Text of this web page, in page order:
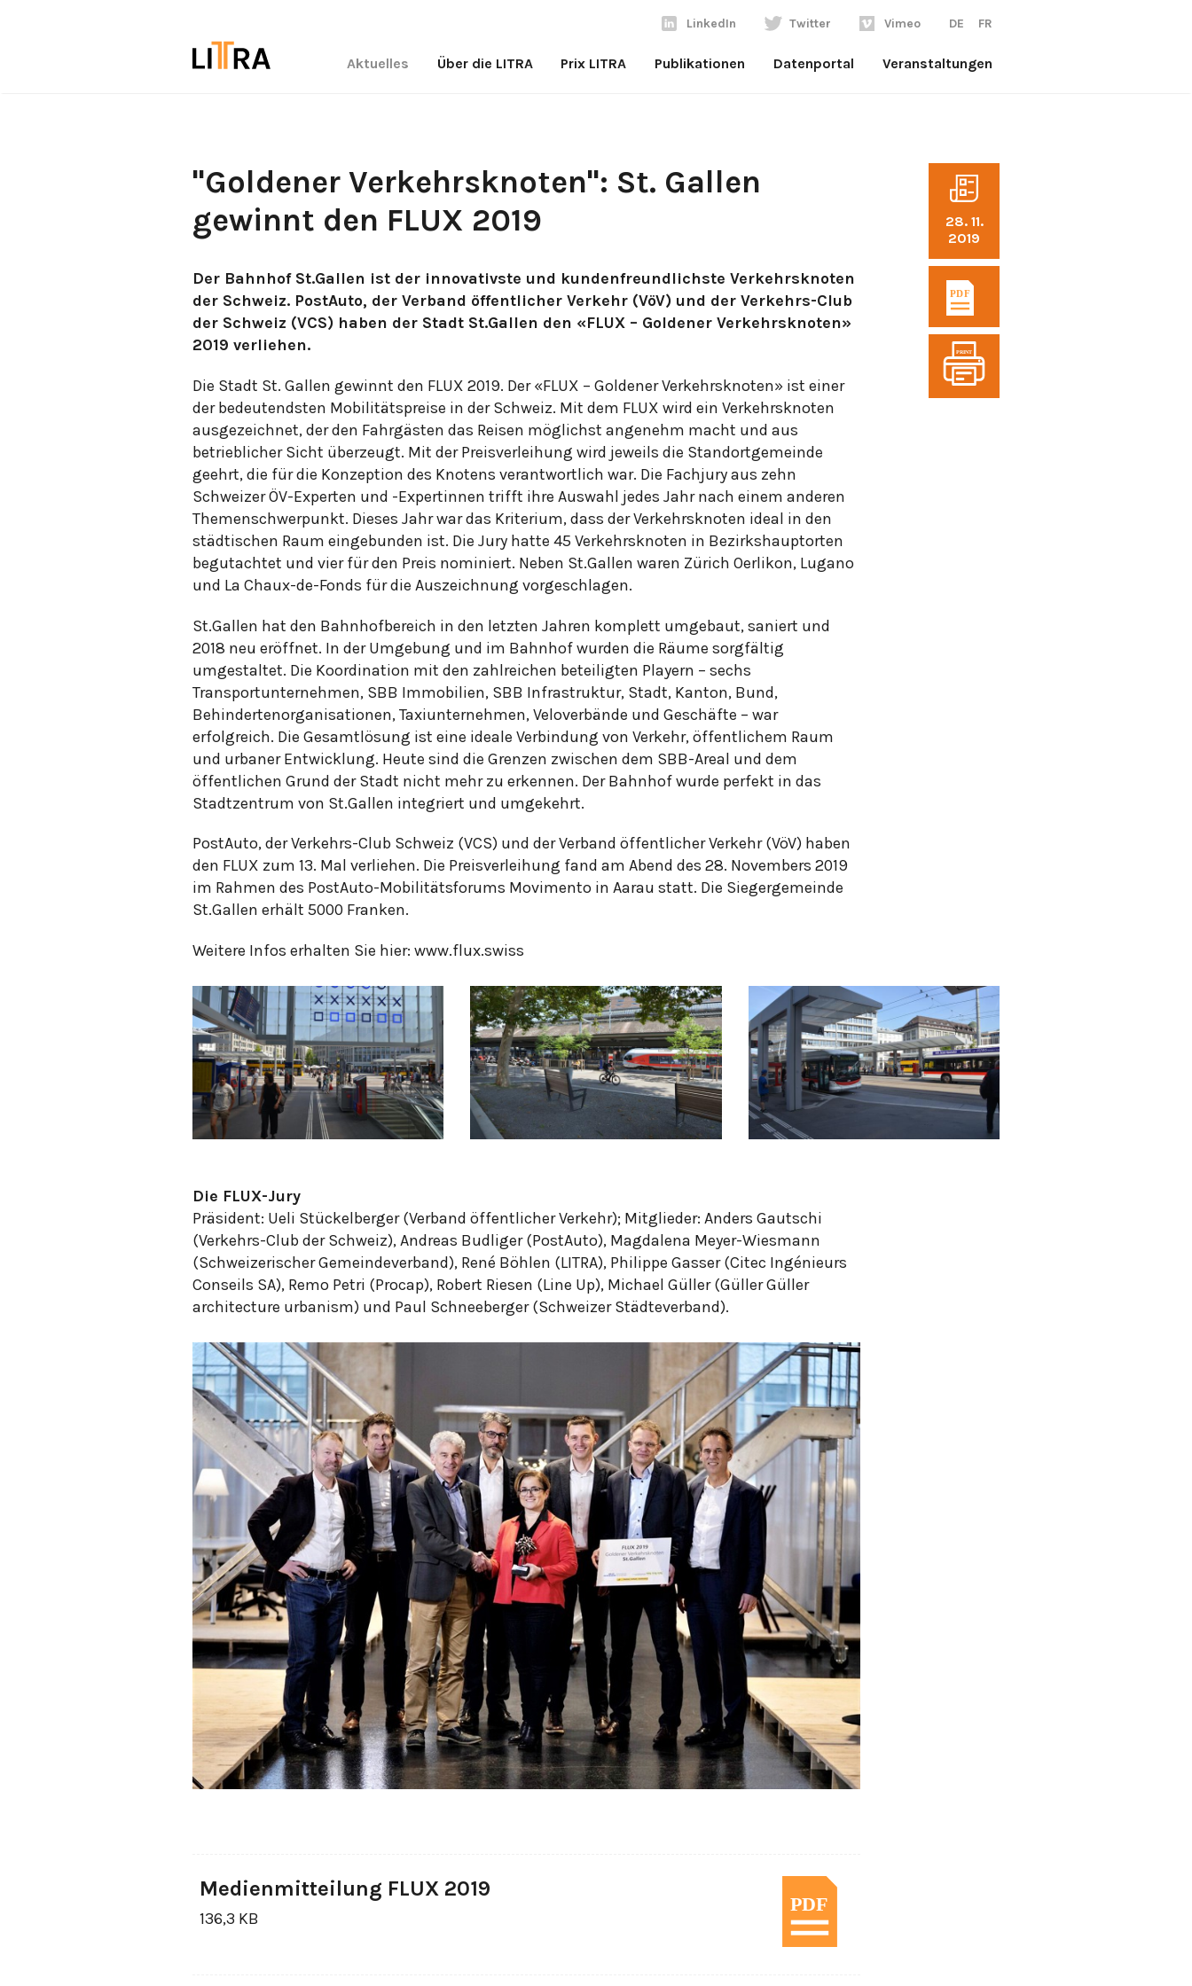
LinkedIn Twitter Vimeo DE FR
Aktuelles Über die LITRA Prix LITRA Publikationen Datenportal Veranstaltungen
28. 11.
2019
PRINT
"Goldener Verkehrsknoten": St. Gallen
gewinnt den FLUX 2019
Der Bahnhof St.Gallen ist der innovativste und kundenfreundlichste Verkehrsknoten
der Schweiz. PostAuto, der Verband öffentlicher Verkehr (VöV) und der Verkehrs-Club
der Schweiz (VCS) haben der Stadt St.Gallen den «FLUX – Goldener Verkehrsknoten»
2019 verliehen.
Die Stadt St. Gallen gewinnt den FLUX 2019. Der «FLUX – Goldener Verkehrsknoten» ist einer
der bedeutendsten Mobilitätspreise in der Schweiz. Mit dem FLUX wird ein Verkehrsknoten
ausgezeichnet, der den Fahrgästen das Reisen möglichst angenehm macht und aus
betrieblicher Sicht überzeugt. Mit der Preisverleihung wird jeweils die Standortgemeinde
geehrt, die für die Konzeption des Knotens verantwortlich war. Die Fachjury aus zehn
Schweizer ÖV-Experten und -Expertinnen trifft ihre Auswahl jedes Jahr nach einem anderen
Themenschwerpunkt. Dieses Jahr war das Kriterium, dass der Verkehrsknoten ideal in den
städtischen Raum eingebunden ist. Die Jury hatte 45 Verkehrsknoten in Bezirkshauptorten
begutachtet und vier für den Preis nominiert. Neben St.Gallen waren Zürich Oerlikon, Lugano
und La Chaux-de-Fonds für die Auszeichnung vorgeschlagen.
St.Gallen hat den Bahnhofbereich in den letzten Jahren komplett umgebaut, saniert und
2018 neu eröffnet. In der Umgebung und im Bahnhof wurden die Räume sorgfältig
umgestaltet. Die Koordination mit den zahlreichen beteiligten Playern – sechs
Transportunternehmen, SBB Immobilien, SBB Infrastruktur, Stadt, Kanton, Bund,
Behindertenorganisationen, Taxiunternehmen, Veloverbände und Geschäfte – war
erfolgreich. Die Gesamtlösung ist eine ideale Verbindung von Verkehr, öffentlichem Raum
und urbaner Entwicklung. Heute sind die Grenzen zwischen dem SBB-Areal und dem
öffentlichen Grund der Stadt nicht mehr zu erkennen. Der Bahnhof wurde perfekt in das
Stadtzentrum von St.Gallen integriert und umgekehrt.
PostAuto, der Verkehrs-Club Schweiz (VCS) und der Verband öffentlicher Verkehr (VöV) haben
den FLUX zum 13. Mal verliehen. Die Preisverleihung fand am Abend des 28. Novembers 2019
im Rahmen des PostAuto-Mobilitätsforums Movimento in Aarau statt. Die Siegergemeinde
St.Gallen erhält 5000 Franken.
Weitere Infos erhalten Sie hier: www.flux.swiss
Die FLUX-Jury
Präsident: Ueli Stückelberger (Verband öffentlicher Verkehr); Mitglieder: Anders Gautschi
(Verkehrs-Club der Schweiz), Andreas Budliger (PostAuto), Magdalena Meyer-Wiesmann
(Schweizerischer Gemeindeverband), René Böhlen (LITRA), Philippe Gasser (Citec Ingénieurs
Conseils SA), Remo Petri (Procap), Robert Riesen (Line Up), Michael Güller (Güller Güller
architecture urbanism) und Paul Schneeberger (Schweizer Städteverband).
Medienmitteilung FLUX 2019
136,3 KB